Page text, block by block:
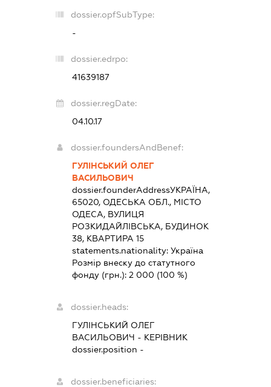
dossier.opfSubType:
-
dossier.edrpo:
41639187
dossier.regDate:
04.10.17
dossier.foundersAndBenef:
ГУЛІНСЬКИЙ ОЛЕГ
ВАСИЛЬОВИЧ
dossier.founderAddressУКРАЇНА,
65020, ОДЕСЬКА ОБЛ., МІСТО
ОДЕСА, ВУЛИЦЯ
РОЗКИДАЙЛІВСЬКА, БУДИНОК
38, КВАРТИРА 15
statements.nationality: Україна
Розмір внеску до статутного
фонду (грн.): 2 000 (100 %)
dossier.heads:
ГУЛІНСЬКИЙ ОЛЕГ
ВАСИЛЬОВИЧ - КЕРІВНИК
dossier.position -
dossier.beneficiaries: